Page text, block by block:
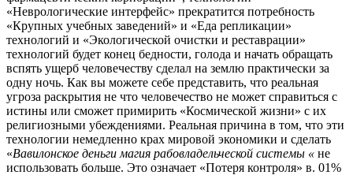
«Неврологические интерфейс» прекратится потребность
«Крупных учебных заведений» и «Еда репликации»
технологий и «Экологической очистки и реставрации»
технологий будет конец бедности, голода и начать обращать
вспять ущерб человечеству сделал на землю практически за
одну ночь. Как вы можете себе представить, что реальная
угроза раскрытия не что человечество не может справиться с
истины или сможет примирить «Космической жизни» с их
религиозными убеждениями. Реальная причина в том, что эти
технологии немедленно крах мировой экономики и сделать
«Вавилонское деньги магия рабовладельческой системы « не
использовать больше. Это означает «Потеря контроля» в. 01%